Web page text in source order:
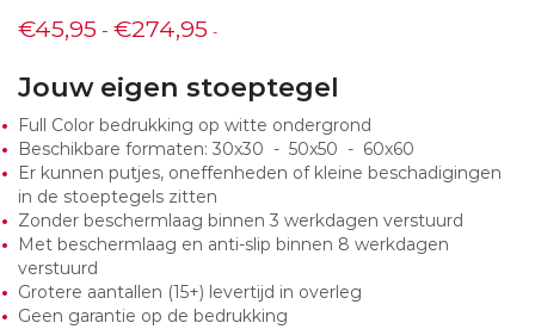
€45,95 - €274,95 -
Jouw eigen stoeptegel
Full Color bedrukking op witte ondergrond
Beschikbare formaten: 30x30 - 50x50 - 60x60
Er kunnen putjes, oneffenheden of kleine beschadigingen
in de stoeptegels zitten
Zonder beschermlaag binnen 3 werkdagen verstuurd
Met beschermlaag en anti-slip binnen 8 werkdagen
verstuurd
Grotere aantallen (15+) levertijd in overleg
Geen garantie op de bedrukking